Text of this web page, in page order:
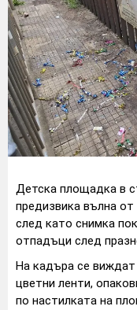
Детска площадка в
предизвика вълна
след като снимка
отпадъци след
На кадъра се
цветни ленти,
по настилката на